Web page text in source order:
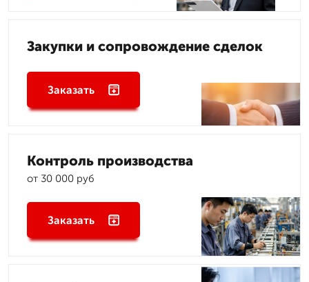
Закупки и сопровождение сделок
Заказать
Контроль производства
от 30 000 руб
Заказать